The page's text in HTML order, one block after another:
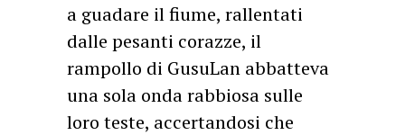
a guadare il fiume, rallentati
dalle pesanti corazze, il
rampollo di GusuLan abbatteva
una sola onda rabbiosa sulle
loro teste, accertandosi che